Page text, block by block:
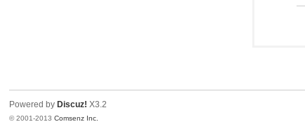
Powered by Discuz! X3.2
© 2001-2013Comsenz Inc.